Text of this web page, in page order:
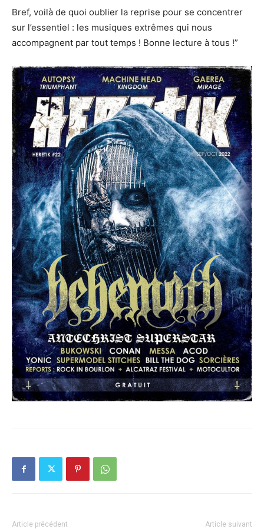
Bref, voilà de quoi oublier la reprise pour se concentrer
sur l’essentiel : les musiques extrêmes qui nous
accompagnent par tout temps ! Bonne lecture à tous !”
Article précédent Article suivant